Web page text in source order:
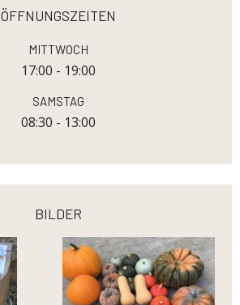
öffnungszeiten
Mittwoch
17:00 - 19:00
Samstag
08:30 - 13:00
bilder